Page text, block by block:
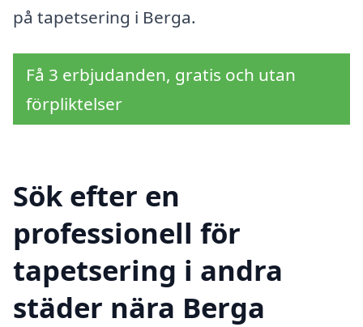
på tapetsering i Berga.
Få 3 erbjudanden, gratis och utan
förpliktelser
Sök efter en
professionell för
tapetsering i andra
städer nära Berga